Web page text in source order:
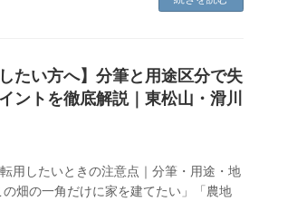
たい方へ】分筆と用途区分で失
ントを徹底解説｜東松山・滑川
用したいときの注意点｜分筆・用途・地
畑の一角だけに家を建てたい」「農地